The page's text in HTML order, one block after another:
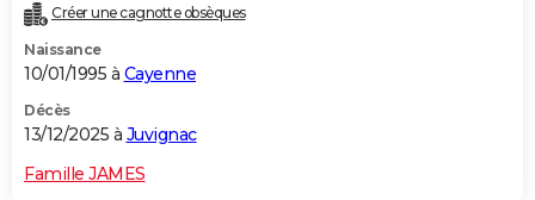
Créer une cagnotte obsèques
Naissance
10/01/1995 à Cayenne
Décès
13/12/2025 à Juvignac
Famille JAMES